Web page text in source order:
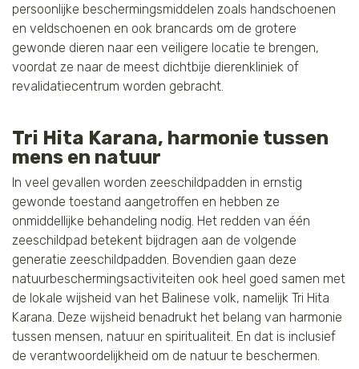
persoonlijke beschermingsmiddelen zoals handschoenen
en veldschoenen en ook brancards om de grotere
gewonde dieren naar een veiligere locatie te brengen,
voordat ze naar de meest dichtbije dierenkliniek of
revalidatiecentrum worden gebracht.
Tri Hita Karana, harmonie tussen
mens en natuur
In veel gevallen worden zeeschildpadden in ernstig
gewonde toestand aangetroffen en hebben ze
onmiddellijke behandeling nodig. Het redden van één
zeeschildpad betekent bijdragen aan de volgende
generatie zeeschildpadden. Bovendien gaan deze
natuurbeschermingsactiviteiten ook heel goed samen met
de lokale wijsheid van het Balinese volk, namelijk Tri Hita
Karana. Deze wijsheid benadrukt het belang van harmonie
tussen mensen, natuur en spiritualiteit. En dat is inclusief
de verantwoordelijkheid om de natuur te beschermen.